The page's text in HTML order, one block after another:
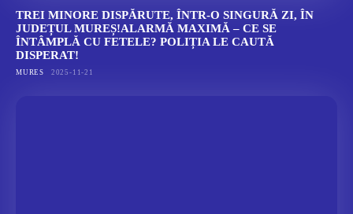
TREI MINORE DISPĂRUTE, ÎNTR-O SINGURĂ ZI, ÎN
JUDEȚUL MUREȘ!ALARMĂ MAXIMĂ – CE SE
ÎNTÂMPLĂ CU FETELE? POLIȚIA LE CAUTĂ
DISPERAT!
MURES 2025-11-21